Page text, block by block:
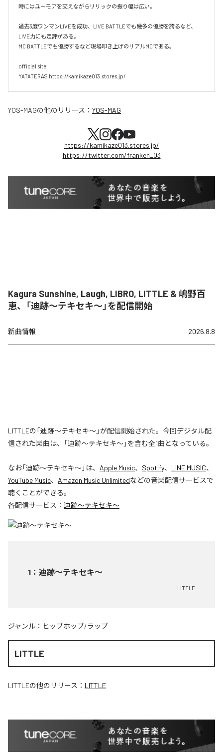
時にはユーモアを交えながらリリックの振り幅は広い。
過去3度ワンマンLIVEを成功、LIVE BATTLEでも幾多の優勝を誇るなど、
LIVE力にも定評がある。
MC BATTLEでも優勝するなど現場叩き上げのリアルMCである。
official site
YATATERAS https://kamikaze013.stores.jp/
YOS-MAGの他のリリース： YOS-MAG
https://kamikaze013.stores.jp/
https://twitter.com/franken_03
Kagura Sunshine, Laugh, LIBRO, LITTLE & 嶋野百
恵、「迪跡〜テキセキ〜」を配信開始
新曲情報 2026.8.8
LITTLEの「迪跡〜テキセキ〜」が配信開始された。今回デジタル配
信された楽曲は、「迪跡〜テキセキ〜」を含む全1曲となっている。
なお「迪跡〜テキセキ〜」は、 Apple Music、 Spotify、 LINE MUSIC、
YouTube Music、 Amazon Music Unlimitedなどの音楽配信サービスで
聴くことができる。
各配信サービス： 迪跡〜テキセキ〜
1 ： 迪跡〜テキセキ〜
LITTLE
ジャンル： ヒップホップ/ラップ
LITTLE
LITTLEの他のリリース： LITTLE